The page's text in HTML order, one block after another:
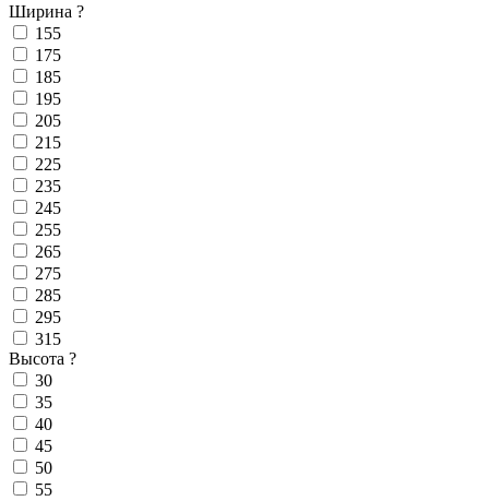
Ширина ?
155
175
185
195
205
215
225
235
245
255
265
275
285
295
315
Высота ?
30
35
40
45
50
55